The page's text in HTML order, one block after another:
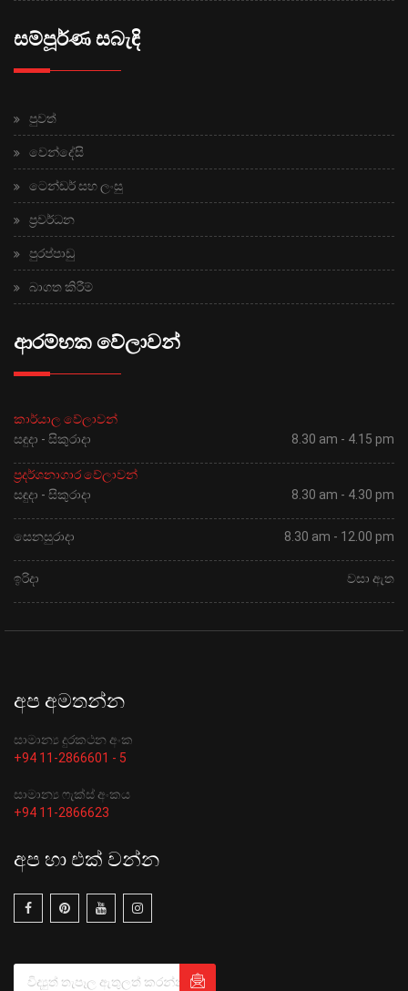
සම්පූර්ණ සබැඳි
පුවත්
වෙන්දේසි
ටෙන්ඩර් සහ ලංසු
ප්‍රවර්ධන
පුරප්පාඩු
බාගත කිරීම්
ආරම්භක වේලාවන්
කාර්යාල වේලාවන්
සඳුදා - සිකුරාදා
8.30 am - 4.15 pm
ප්‍රදර්ශනාගාර වේලාවන්
සඳුදා - සිකුරාදා
8.30 am - 4.30 pm
සෙනසුරාදා 8.30 am - 12.00 pm
ඉරිදා වසා ඇත
අප අමතන්න
සාමාන්‍ය දුරකථන අංක
+94 11-2866601 - 5
සාමාන්‍ය ෆැක්ස් අංකය
+94 11-2866623
අප හා එක් වන්න